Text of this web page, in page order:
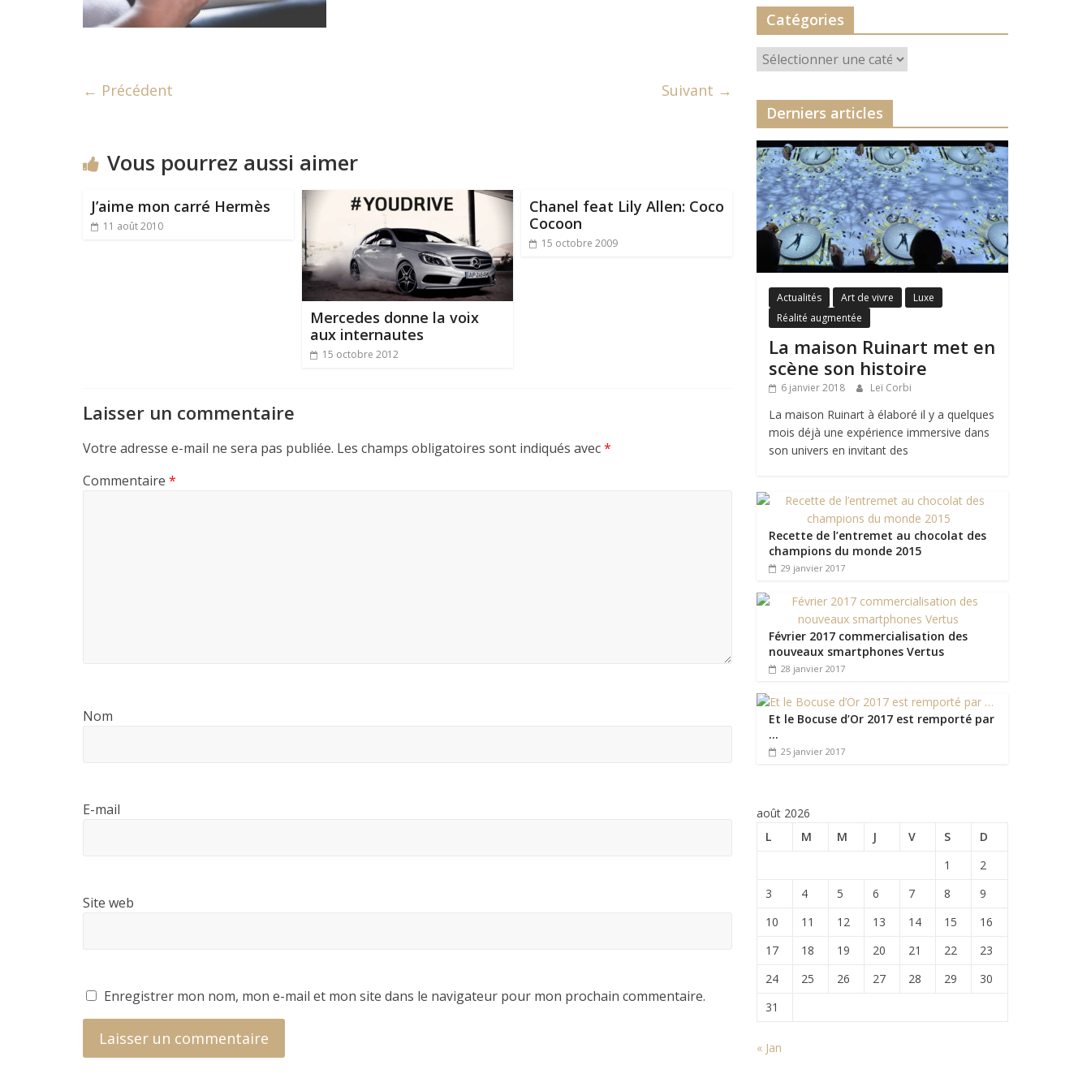
← Précédent Suivant →
Vous pourrez aussi aimer
J’aime mon carré Hermès
11 août 2010
Mercedes donne la voix
aux internautes
15 octobre 2012
Chanel feat Lily Allen: Coco
Cocoon
15 octobre 2009
Laisser un commentaire
Votre adresse e-mail ne sera pas publiée. Les champs obligatoires sont indiqués avec*
Commentaire *
Nom
E-mail
Site web
Enregistrer mon nom, mon e-mail et mon site dans le navigateur pour mon prochain commentaire.
Catégories
Catégories
Derniers articles
Actualités Art de vivre
Luxe
Réalité augmentée
La maison Ruinart met en
scène son histoire
6 janvier 2018 Leï Corbi
La maison Ruinart à élaboré il y a quelques
mois déjà une expérience immersive dans
son univers en invitant des
Recette de l’entremet au chocolat des
champions du monde 2015
29 janvier 2017
Février 2017 commercialisation des
nouveaux smartphones Vertus
28 janvier 2017
Et le Bocuse d’Or 2017 est remporté par
…
25 janvier 2017
août 2026
L
M M J V S
D
1
2
3
4 5 6 7 8
9
10
11 12 13 14 15
16
17
18 19 20 21 22
23
24
25 26 27 28 29
30
31
« Jan